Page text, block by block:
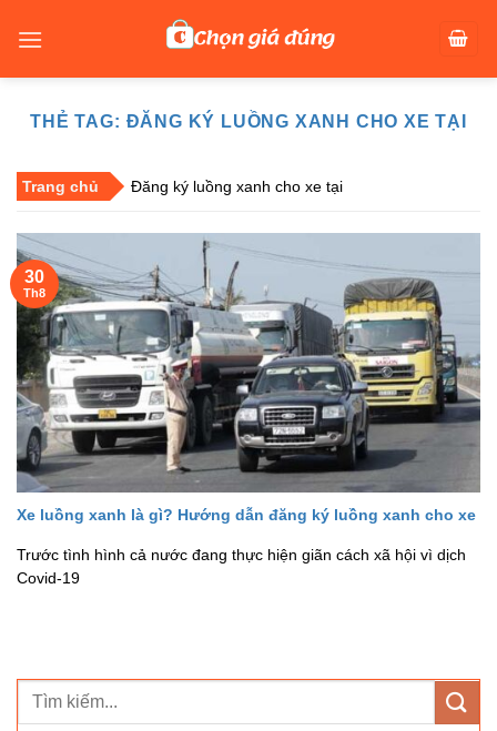
THẺ TAG: ĐĂNG KÝ LUỒNG XANH CHO XE TẠI
Trang chủ Đăng ký luồng xanh cho xe tại
Xe luồng xanh là gì? Hướng dẫn đăng ký luồng xanh cho xe
Trước tình hình cả nước đang thực hiện giãn cách xã hội vì dịch
Covid-19
30
Th8